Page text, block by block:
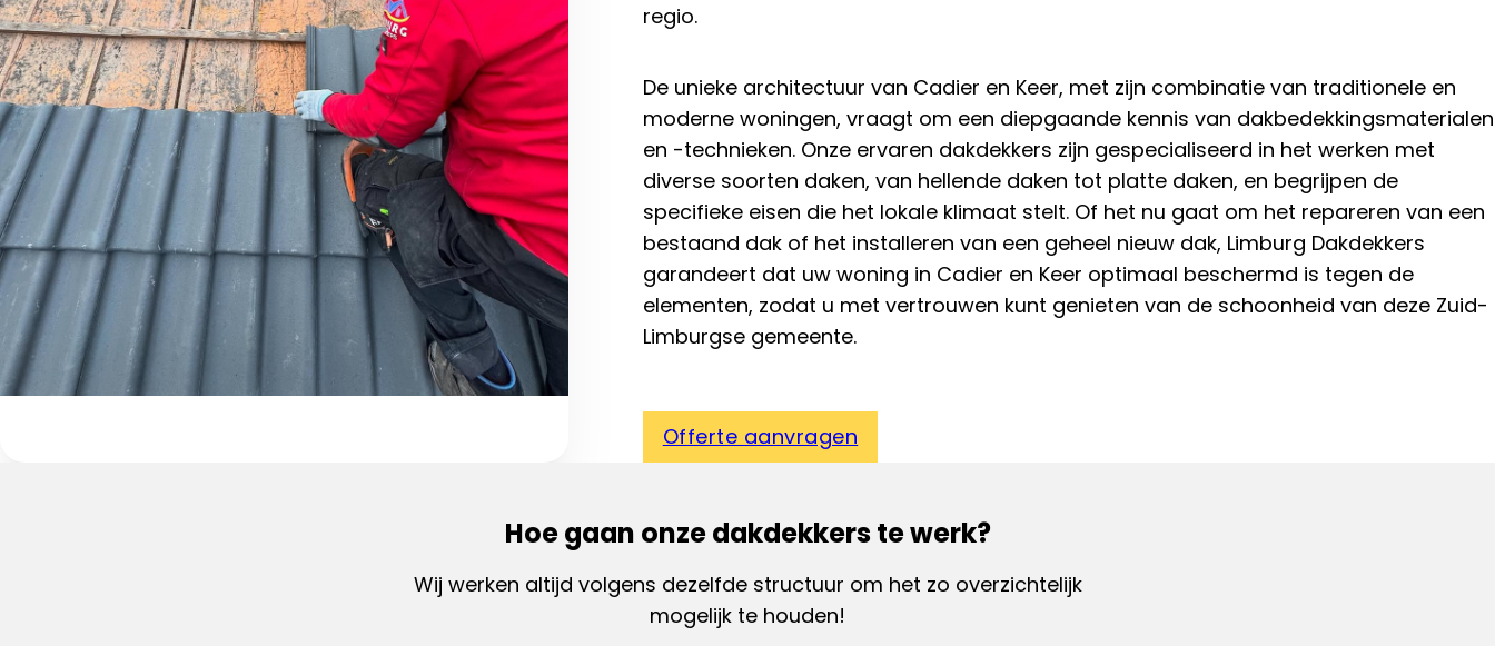
regio.
De unieke architectuur van Cadier en Keer, met zijn combinatie van traditionele en
moderne woningen, vraagt om een diepgaande kennis van dakbedekkingsmaterialen
en -technieken. Onze ervaren dakdekkers zijn gespecialiseerd in het werken met
diverse soorten daken, van hellende daken tot platte daken, en begrijpen de
specifieke eisen die het lokale klimaat stelt. Of het nu gaat om het repareren van een
bestaand dak of het installeren van een geheel nieuw dak, Limburg Dakdekkers
garandeert dat uw woning in Cadier en Keer optimaal beschermd is tegen de
elementen, zodat u met vertrouwen kunt genieten van de schoonheid van deze Zuid-
Limburgse gemeente.
Offerte aanvragen
Hoe gaan onze dakdekkers te werk?
Wij werken altijd volgens dezelfde structuur om het zo overzichtelijk
mogelijk te houden!